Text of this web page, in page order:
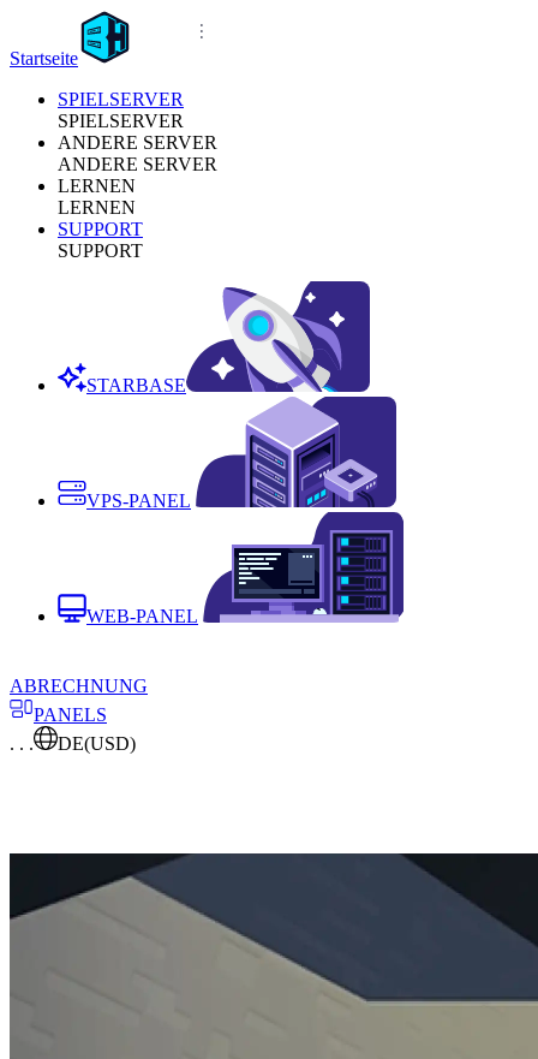
Startseite
SPIELSERVER
SPIELSERVER
ANDERE SERVER
ANDERE SERVER
LERNEN
LERNEN
SUPPORT
SUPPORT
STARBASE
VPS-PANEL
WEB-PANEL
ABRECHNUNG
PANELS
. . .
DE(USD)